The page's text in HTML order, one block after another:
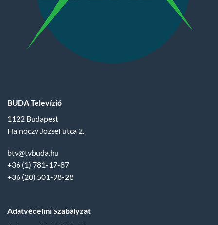
BUDA Televízió
1122 Budapest
Hajnóczy József utca 2.
btv@tvbuda.hu
+36 (1) 781-17-87
+36 (20) 501-98-28
Adatvédelmi Szabályzat